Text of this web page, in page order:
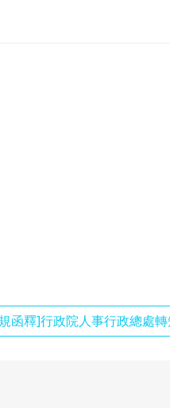
函釋]行政院人事行政總處